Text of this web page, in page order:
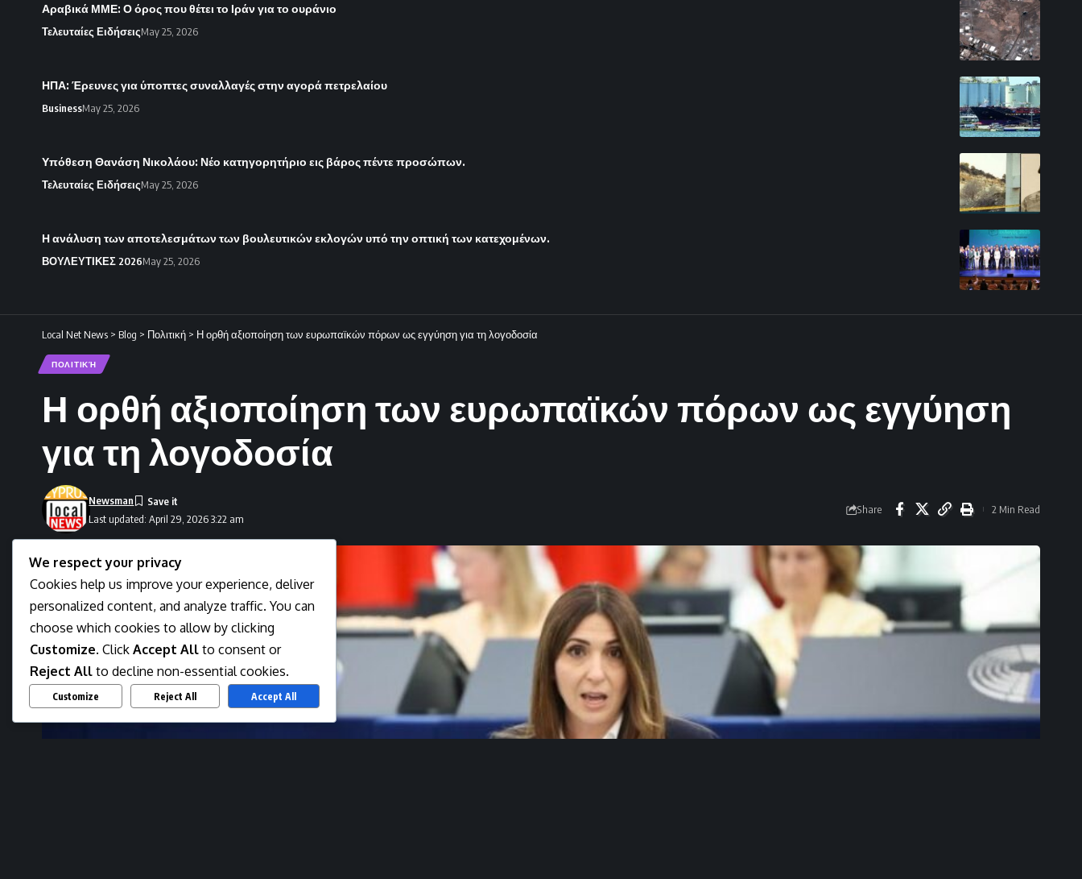
Αραβικά ΜΜΕ: Ο όρος που θέτει το Ιράν για το ουράνιο
Τελευταίες ΕιδήσειςMay 25, 2026
ΗΠΑ: Έρευνες για ύποπτες συναλλαγές στην αγορά πετρελαίου
BusinessMay 25, 2026
Υπόθεση Θανάση Νικολάου: Νέο κατηγορητήριο εις βάρος πέντε προσώπων.
Τελευταίες ΕιδήσειςMay 25, 2026
Η ανάλυση των αποτελεσμάτων των βουλευτικών εκλογών υπό την οπτική των κατεχομένων.
ΒΟΥΛΕΥΤΙΚΕΣ 2026May 25, 2026
Local Net News > Blog > Πολιτική > Η ορθή αξιοποίηση των ευρωπαϊκών πόρων ως εγγύηση για τη λογοδοσία
ΠΟΛΙΤΙΚΉ
Η ορθή αξιοποίηση των ευρωπαϊκών πόρων ως εγγύηση
για τη λογοδοσία
Last updated: April 29, 2026 3:22 am
Newsman
Share 2 Min Read
We respect your privacy
Cookies help us improve your experience, deliver
personalized content, and analyze traffic. You can
choose which cookies to allow by clicking
Customize. Click Accept All to consent or
Reject All to decline non-essential cookies.
Customize Reject All Accept All